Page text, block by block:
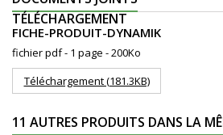
TÉLÉCHARGEMENT
FICHE-PRODUIT-DYNAMIK
fichier pdf - 1 page - 200Ko
Téléchargement (181.3KB)
11 AUTRES PRODUITS DANS LA